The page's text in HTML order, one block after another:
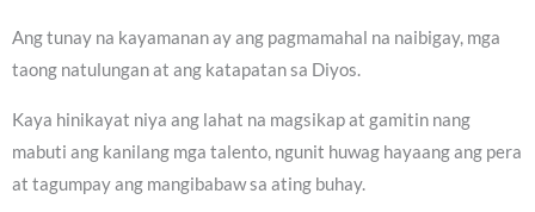
Ang tunay na kayamanan ay ang pagmamahal na naibigay, mga
taong natulungan at ang katapatan sa Diyos.
Kaya hinikayat niya ang lahat na magsikap at gamitin nang
mabuti ang kanilang mga talento, ngunit huwag hayaang ang pera
at tagumpay ang mangibabaw sa ating buhay.